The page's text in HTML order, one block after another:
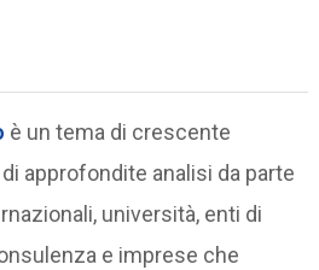
è un tema di crescente
approfondite analisi da parte
università, enti di
e imprese che